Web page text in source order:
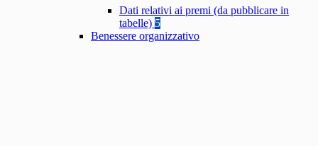
Dati relativi ai premi (da pubblicare in
tabelle) 5
Benessere organizzativo